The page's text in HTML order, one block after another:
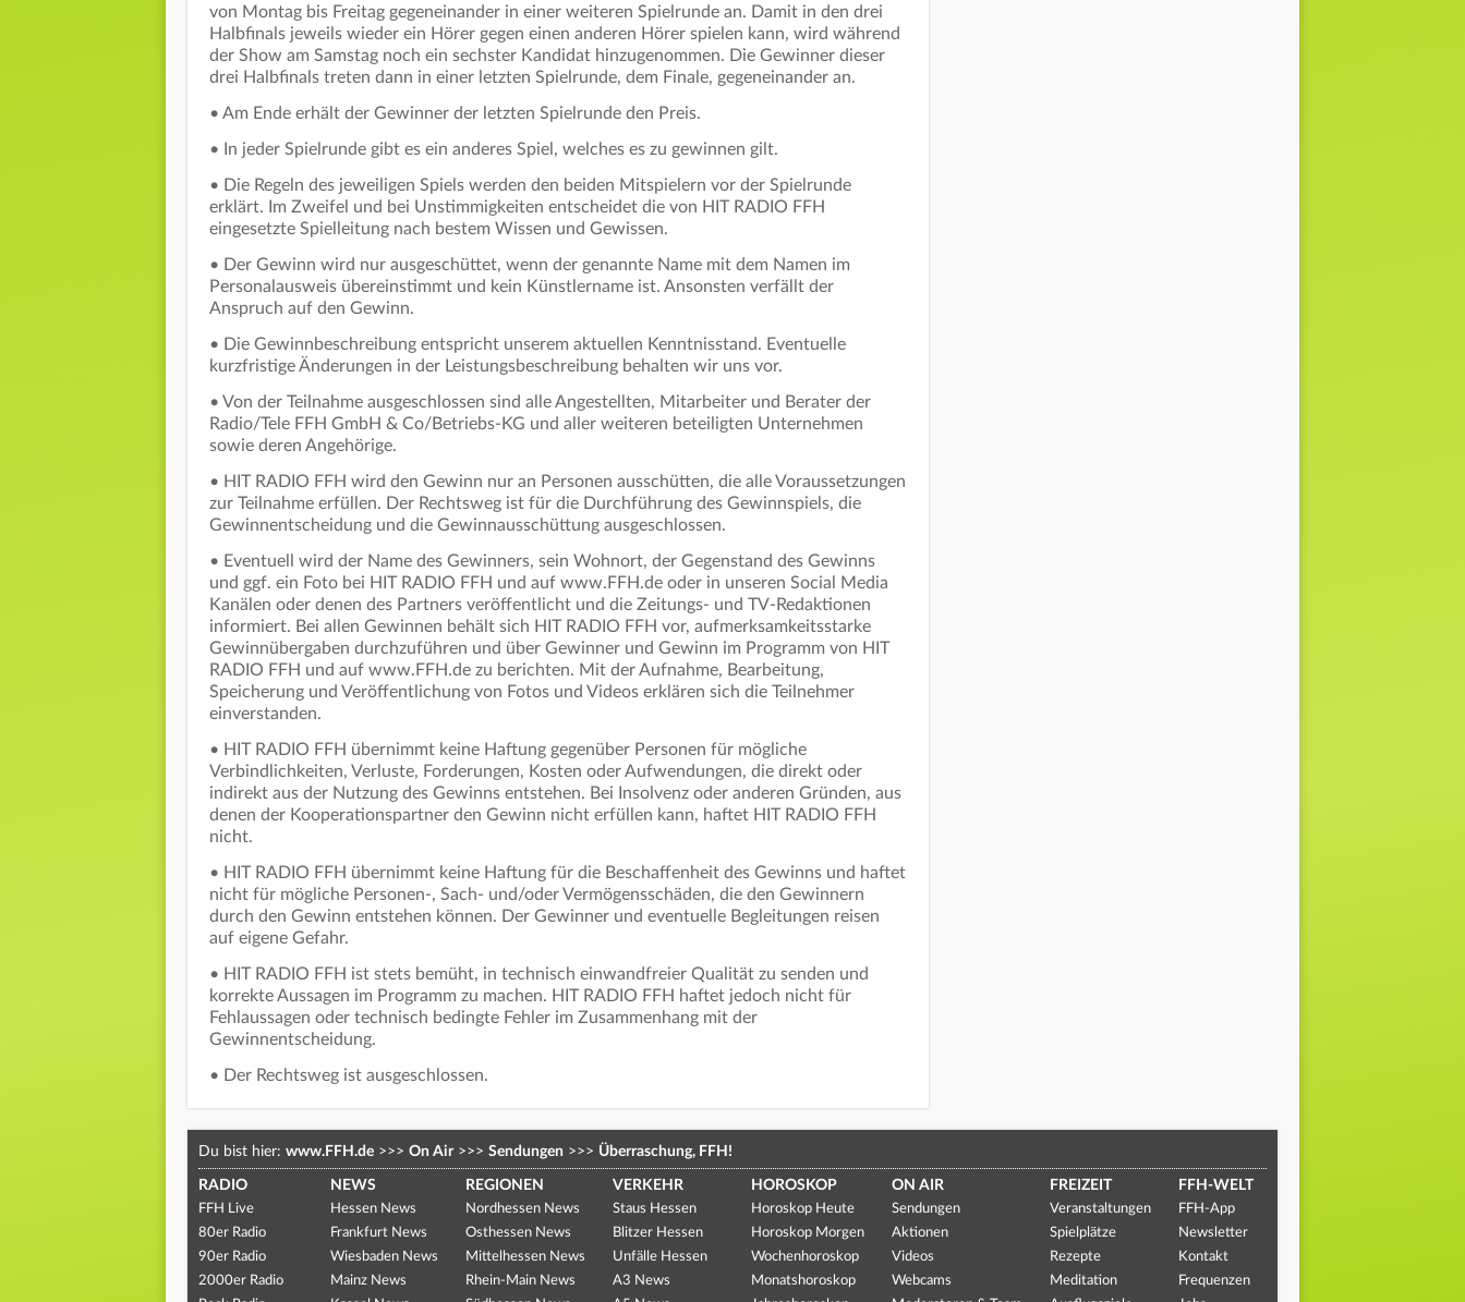
von Montag bis Freitag gegeneinander in einer weiteren Spielrunde an. Damit in den drei
Halbfinals jeweils wieder ein Hörer gegen einen anderen Hörer spielen kann, wird während
der Show am Samstag noch ein sechster Kandidat hinzugenommen. Die Gewinner dieser
drei Halbfinals treten dann in einer letzten Spielrunde, dem Finale, gegeneinander an.
• Am Ende erhält der Gewinner der letzten Spielrunde den Preis.
• In jeder Spielrunde gibt es ein anderes Spiel, welches es zu gewinnen gilt.
• Die Regeln des jeweiligen Spiels werden den beiden Mitspielern vor der Spielrunde
erklärt. Im Zweifel und bei Unstimmigkeiten entscheidet die von HIT RADIO FFH
eingesetzte Spielleitung nach bestem Wissen und Gewissen.
• Der Gewinn wird nur ausgeschüttet, wenn der genannte Name mit dem Namen im
Personalausweis übereinstimmt und kein Künstlername ist. Ansonsten verfällt der
Anspruch auf den Gewinn.
• Die Gewinnbeschreibung entspricht unserem aktuellen Kenntnisstand. Eventuelle
kurzfristige Änderungen in der Leistungsbeschreibung behalten wir uns vor.
• Von der Teilnahme ausgeschlossen sind alle Angestellten, Mitarbeiter und Berater der
Radio/Tele FFH GmbH & Co/Betriebs-KG und aller weiteren beteiligten Unternehmen
sowie deren Angehörige.
• HIT RADIO FFH wird den Gewinn nur an Personen ausschütten, die alle Voraussetzungen
zur Teilnahme erfüllen. Der Rechtsweg ist für die Durchführung des Gewinnspiels, die
Gewinnentscheidung und die Gewinnausschüttung ausgeschlossen.
• Eventuell wird der Name des Gewinners, sein Wohnort, der Gegenstand des Gewinns
und ggf. ein Foto bei HIT RADIO FFH und auf www.FFH.de oder in unseren Social Media
Kanälen oder denen des Partners veröffentlicht und die Zeitungs- und TV-Redaktionen
informiert. Bei allen Gewinnen behält sich HIT RADIO FFH vor, aufmerksamkeitsstarke
Gewinnübergaben durchzuführen und über Gewinner und Gewinn im Programm von HIT
RADIO FFH und auf www.FFH.de zu berichten. Mit der Aufnahme, Bearbeitung,
Speicherung und Veröffentlichung von Fotos und Videos erklären sich die Teilnehmer
einverstanden.
• HIT RADIO FFH übernimmt keine Haftung gegenüber Personen für mögliche
Verbindlichkeiten, Verluste, Forderungen, Kosten oder Aufwendungen, die direkt oder
indirekt aus der Nutzung des Gewinns entstehen. Bei Insolvenz oder anderen Gründen, aus
denen der Kooperationspartner den Gewinn nicht erfüllen kann, haftet HIT RADIO FFH
nicht.
• HIT RADIO FFH übernimmt keine Haftung für die Beschaffenheit des Gewinns und haftet
nicht für mögliche Personen-, Sach- und/oder Vermögensschäden, die den Gewinnern
durch den Gewinn entstehen können. Der Gewinner und eventuelle Begleitungen reisen
auf eigene Gefahr.
• HIT RADIO FFH ist stets bemüht, in technisch einwandfreier Qualität zu senden und
korrekte Aussagen im Programm zu machen. HIT RADIO FFH haftet jedoch nicht für
Fehlaussagen oder technisch bedingte Fehler im Zusammenhang mit der
Gewinnentscheidung.
• Der Rechtsweg ist ausgeschlossen.
Du bist hier: www.FFH.de >>> On Air >>> Sendungen >>> Überraschung, FFH!
RADIO
FFH Live
80er Radio
90er Radio
2000er Radio
NEWS
Hessen News
Frankfurt News
Wiesbaden News
Mainz News
REGIONEN
Nordhessen News
Osthessen News
Mittelhessen News
Rhein-Main News
VERKEHR
Staus Hessen
Blitzer Hessen
Unfälle Hessen
A3 News
HOROSKOP
Horoskop Heute
Horoskop Morgen
Wochenhoroskop
Monatshoroskop
ON AIR
Sendungen
Aktionen
Videos
Webcams
FREIZEIT
Veranstaltungen
Spielplätze
Rezepte
Meditation
FFH-WELT
FFH-App
Newsletter
Kontakt
Frequenzen